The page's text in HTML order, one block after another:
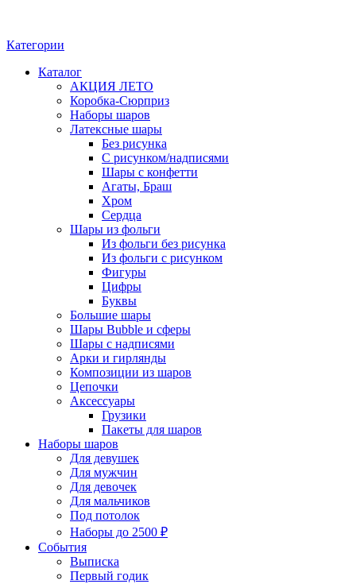
Категории
Каталог
АКЦИЯ ЛЕТО
Коробка-Сюрприз
Наборы шаров
Латексные шары
Без рисунка
С рисунком/надписями
Шары с конфетти
Агаты, Браш
Хром
Сердца
Шары из фольги
Из фольги без рисунка
Из фольги с рисунком
Фигуры
Цифры
Буквы
Большие шары
Шары Bubble и сферы
Шары с надписями
Арки и гирлянды
Композиции из шаров
Цепочки
Аксессуары
Грузики
Пакеты для шаров
Наборы шаров
Для девушек
Для мужчин
Для девочек
Для мальчиков
Под потолок
Наборы до 2500 ₽
События
Выписка
Первый годик